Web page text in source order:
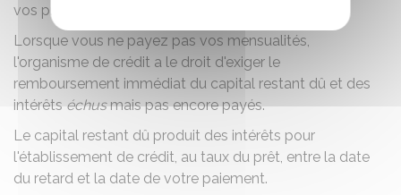
vos primes d'assurance.
Lorsque vous ne payez pas vos mensualités,
l'organisme de crédit a le droit d'exiger le
remboursement immédiat du capital restant dû et des
intérêtséchusmais pas encore payés.
Le capital restant dû produit des intérêts pour
l'établissement de crédit, au taux du prêt, entre la date
du retard et la date de votre paiement.